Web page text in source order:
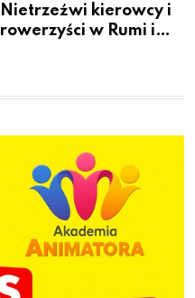
Nietrzeźwi kierowcy i
rowerzyści w Rumi i